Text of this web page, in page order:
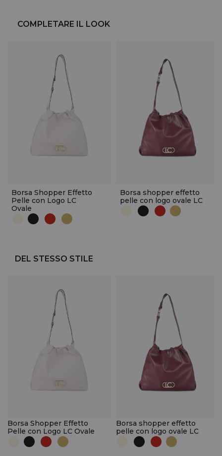
COMPLETARE IL LOOK
Borsa Shopper Effetto
Pelle con Logo LC
Ovale
Borsa shopper effetto
pelle con logo ovale LC
DEL STESSO STILE
Borsa Shopper Effetto
Pelle con Logo LC Ovale
Borsa shopper effetto
pelle con logo ovale LC